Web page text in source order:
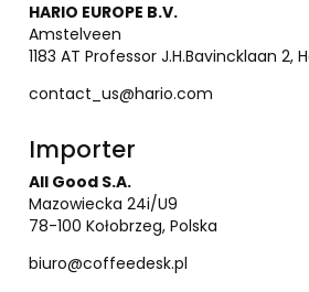
HARIO EUROPE B.V.
Amstelveen
1183 AT Professor J.H.Bavincklaan 2,
contact_us@hario.com
Importer
All Good S.A.
Mazowiecka 24i/U9
78-100 Kołobrzeg, Polska
biuro@coffeedesk.pl